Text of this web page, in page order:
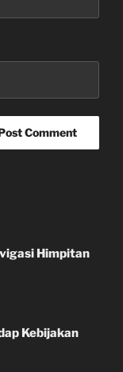
Himpitan
Kebijakan